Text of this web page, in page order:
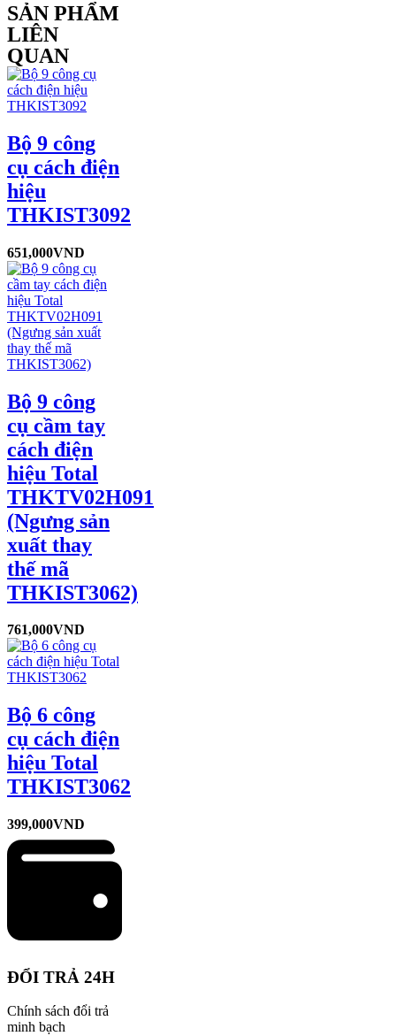
SẢN PHẨM
LIÊN
QUAN
Bộ 9 công
cụ cách điện
hiệu
THKIST3092
651,000VND
Bộ 9 công
cụ cầm tay
cách điện
hiệu Total
THKTV02H091
(Ngưng sản
xuất thay
thế mã
THKIST3062)
761,000VND
Bộ 6 công
cụ cách điện
hiệu Total
THKIST3062
399,000VND
ĐỔI TRẢ 24H
Chính sách đổi trả
minh bạch